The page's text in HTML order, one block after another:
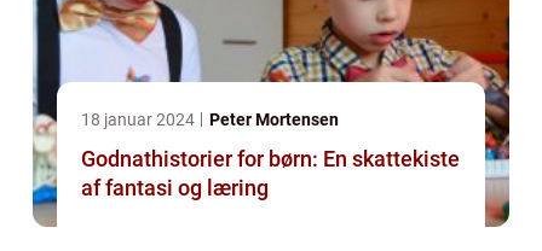
18 januar 2024 Peter Mortensen
Godnathistorier for børn: En skattekiste
af fantasi og læring